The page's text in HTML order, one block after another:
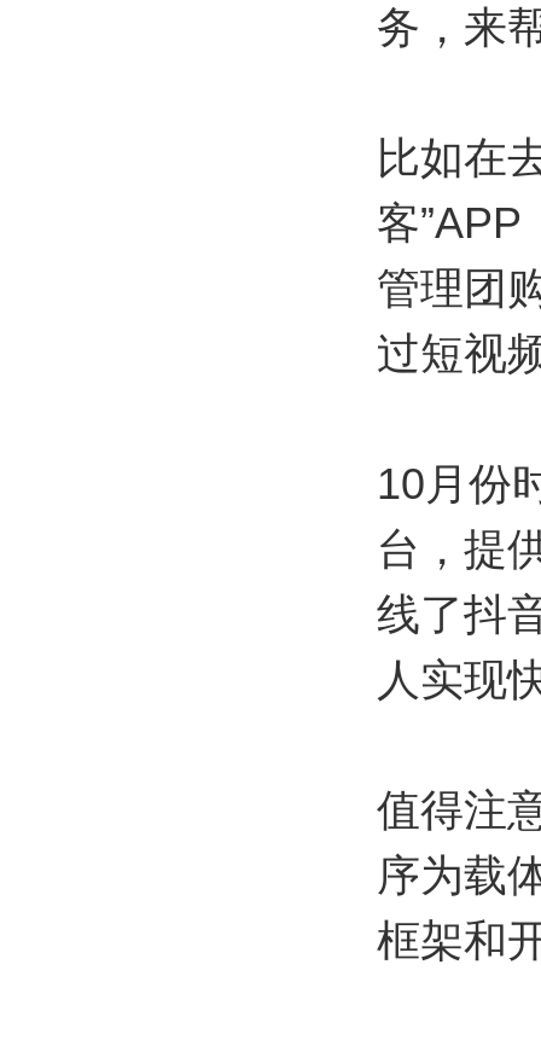
务，来
比如在
客
管理团
过短视
10月份
台，提
线了抖
人实现
值得注
序为载
框架和